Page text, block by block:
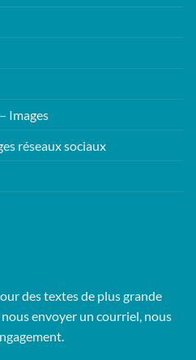
Images
réseaux sociaux
des textes de plus grande
envoyer un courriel, nous